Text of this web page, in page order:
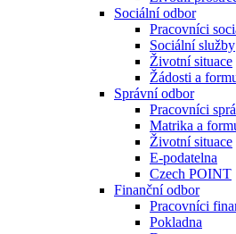
Sociální odbor
Pracovníci
Sociální služby
Životní situace
Žádosti a
Správní odbor
Pracovníci
Matrika a
Životní situace
E-podatelna
Czech POINT
Finanční odbor
Pracovníci
Pokladna